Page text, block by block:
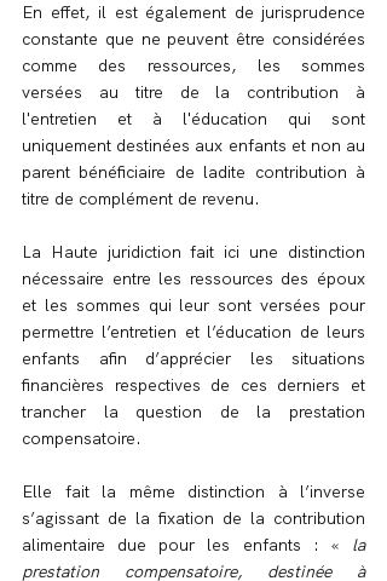
En effet, il est également de jurisprudence
constante que ne peuvent être considérées
comme des ressources, les sommes
versées au titre de la contribution à
l'entretien et à l'éducation qui sont
uniquement destinées aux enfants et non au
parent bénéficiaire de ladite contribution à
titre de complément de revenu.
La Haute juridiction fait ici une distinction
nécessaire entre les ressources des époux
et les sommes qui leur sont versées pour
permettre l’entretien et l’éducation de leurs
enfants afin d’apprécier les situations
financières respectives de ces derniers et
trancher la question de la prestation
compensatoire.
Elle fait la même distinction à l’inverse
s’agissant de la fixation de la contribution
alimentaire due pour les enfants : « la
prestation compensatoire, destinée à